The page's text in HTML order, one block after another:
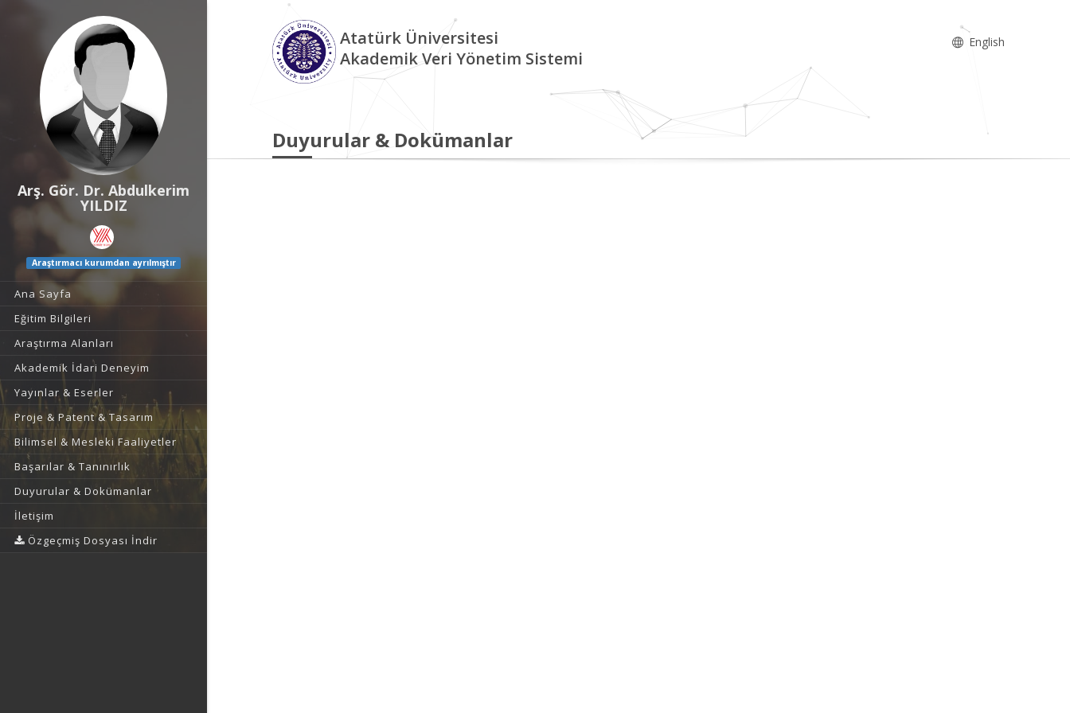
Arş. Gör. Dr. Abdulkerim
YILDIZ
Araştırmacı kurumdan ayrılmıştır
Ana Sayfa
Eğitim Bilgileri
Araştırma Alanları
Akademik İdari Deneyim
Yayınlar & Eserler
Proje & Patent & Tasarım
Bilimsel & Mesleki Faaliyetler
Başarılar & Tanınırlık
Duyurular & Dokümanlar
İletişim
Özgeçmiş Dosyası İndir
Atatürk Üniversitesi
Akademik Veri Yönetim Sistemi
English
Duyurular & Dokümanlar